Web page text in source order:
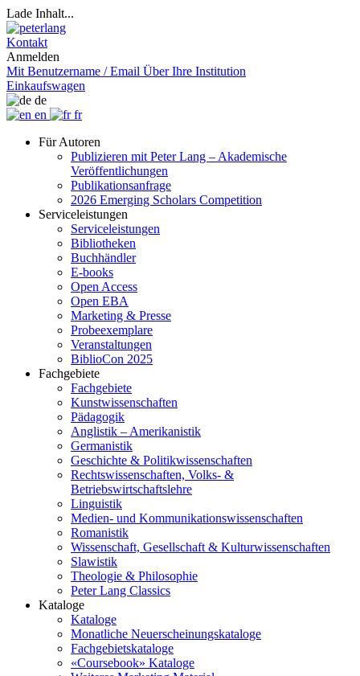
Lade Inhalt...
Kontakt
Anmelden
Mit Benutzername / Email Über Ihre Institution
Einkaufswagen
de
en
fr
Für Autoren
Publizieren mit Peter Lang – Akademische
Veröffentlichungen
Publikationsanfrage
2026 Emerging Scholars Competition
Serviceleistungen
Serviceleistungen
Bibliotheken
Buchhändler
E-books
Open Access
Open EBA
Marketing & Presse
Probeexemplare
Veranstaltungen
BiblioCon 2025
Fachgebiete
Fachgebiete
Kunstwissenschaften
Pädagogik
Anglistik – Amerikanistik
Germanistik
Geschichte & Politikwissenschaften
Rechtswissenschaften, Volks- &
Betriebswirtschaftslehre
Linguistik
Medien- und Kommunikationswissenschaften
Romanistik
Wissenschaft, Gesellschaft & Kulturwissenschaften
Slawistik
Theologie & Philosophie
Peter Lang Classics
Kataloge
Kataloge
Monatliche Neuerscheinungskataloge
Fachgebietskataloge
«Coursebook» Kataloge